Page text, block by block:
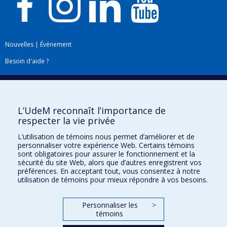
Nouvelles | Événement
Besoin d'aide ?
Plan du site|Accessibilité
Téléchargez les logos de l'ESPUM
L’UdeM reconnaît l’importance de
respecter la vie privée
L’utilisation de témoins nous permet d’améliorer et de
personnaliser votre expérience Web. Certains témoins
sont obligatoires pour assurer le fonctionnement et la
sécurité du site Web, alors que d’autres enregistrent vos
préférences. En acceptant tout, vous consentez à notre
utilisation de témoins pour mieux répondre à vos besoins.
Personnaliser les
témoins
>